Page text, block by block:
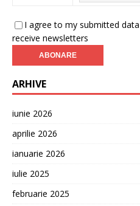
I agree to my submitted
receive newsletters
ARHIVE
iunie 2026
aprilie 2026
ianuarie 2026
iulie 2025
februarie 2025